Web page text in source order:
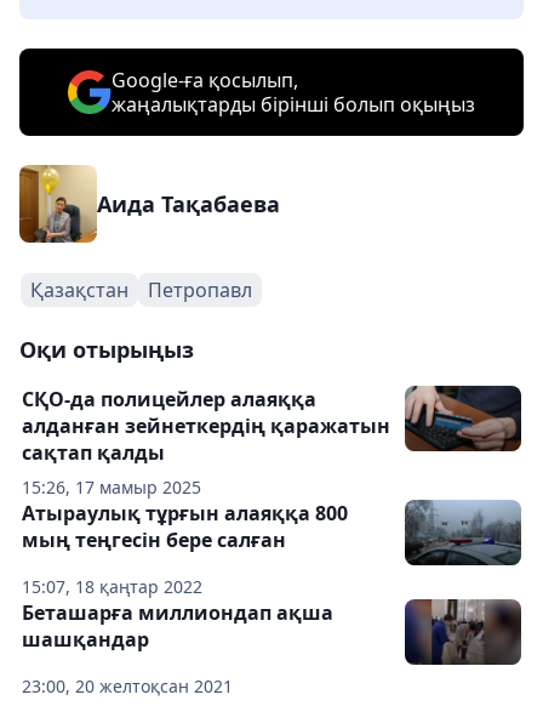
Google-ға қосылып,
жаңалықтарды бірінші болып оқыңыз
Аида Тақабаева
Қазақстан Петропавл
Оқи отырыңыз
15:26, 17 мамыр 2025
СҚО-да полицейлер алаяққа
алданған зейнеткердің қаражатын
сақтап қалды
15:07, 18 қаңтар 2022
Атыраулық тұрғын алаяққа 800
мың теңгесін бере салған
23:00, 20 желтоқсан 2021
Беташарға миллиондап ақша
шашқандар